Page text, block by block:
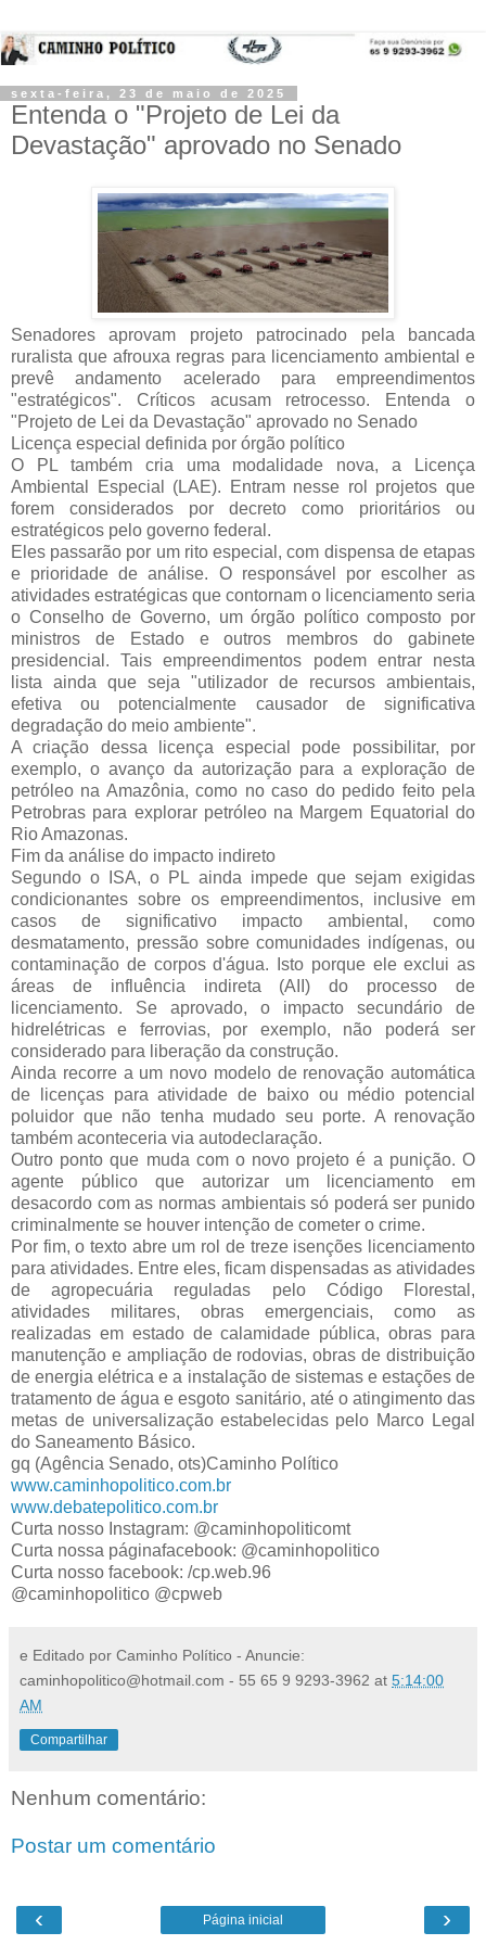
sexta-feira, 23 de maio de 2025
Entenda o "Projeto de Lei da
Devastação" aprovado no Senado
Senadores aprovam projeto patrocinado pela bancada
ruralista que afrouxa regras para licenciamento ambiental e
prevê andamento acelerado para empreendimentos
"estratégicos". Críticos acusam retrocesso. Entenda o
"Projeto de Lei da Devastação" aprovado no Senado
Licença especial definida por órgão político
O PL também cria uma modalidade nova, a Licença
Ambiental Especial (LAE). Entram nesse rol projetos que
forem considerados por decreto como prioritários ou
estratégicos pelo governo federal.
Eles passarão por um rito especial, com dispensa de etapas
e prioridade de análise. O responsável por escolher as
atividades estratégicas que contornam o licenciamento seria
o Conselho de Governo, um órgão político composto por
ministros de Estado e outros membros do gabinete
presidencial. Tais empreendimentos podem entrar nesta
lista ainda que seja "utilizador de recursos ambientais,
efetiva ou potencialmente causador de significativa
degradação do meio ambiente".
A criação dessa licença especial pode possibilitar, por
exemplo, o avanço da autorização para a exploração de
petróleo na Amazônia, como no caso do pedido feito pela
Petrobras para explorar petróleo na Margem Equatorial do
Rio Amazonas.
Fim da análise do impacto indireto
Segundo o ISA, o PL ainda impede que sejam exigidas
condicionantes sobre os empreendimentos, inclusive em
casos de significativo impacto ambiental, como
desmatamento, pressão sobre comunidades indígenas, ou
contaminação de corpos d'água. Isto porque ele exclui as
áreas de influência indireta (AII) do processo de
licenciamento. Se aprovado, o impacto secundário de
hidrelétricas e ferrovias, por exemplo, não poderá ser
considerado para liberação da construção.
Ainda recorre a um novo modelo de renovação automática
de licenças para atividade de baixo ou médio potencial
poluidor que não tenha mudado seu porte. A renovação
também aconteceria via autodeclaração.
Outro ponto que muda com o novo projeto é a punição. O
agente público que autorizar um licenciamento em
desacordo com as normas ambientais só poderá ser punido
criminalmente se houver intenção de cometer o crime.
Por fim, o texto abre um rol de treze isenções licenciamento
para atividades. Entre eles, ficam dispensadas as atividades
de agropecuária reguladas pelo Código Florestal,
atividades militares, obras emergenciais, como as
realizadas em estado de calamidade pública, obras para
manutenção e ampliação de rodovias, obras de distribuição
de energia elétrica e a instalação de sistemas e estações de
tratamento de água e esgoto sanitário, até o atingimento das
metas de universalização estabelecidas pelo Marco Legal
do Saneamento Básico.
gq (Agência Senado, ots)Caminho Político
www.caminhopolitico.com.br
www.debatepolitico.com.br
Curta nosso Instagram: @caminhopoliticomt
Curta nossa páginafacebook: @caminhopolitico
Curta nosso facebook: /cp.web.96
@caminhopolitico @cpweb
e Editado por Caminho Político - Anuncie:
caminhopolitico@hotmail.com - 55 65 9 9293-3962 at 5:14:00
AM
Compartilhar
Nenhum comentário:
Postar um comentário
‹ ›
Página inicial